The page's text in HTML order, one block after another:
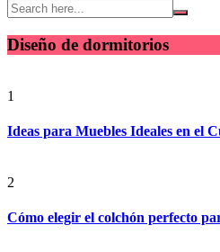
Diseño de dormitorios
1
Ideas para Muebles Ideales en el
2
Cómo elegir el colchón perfecto